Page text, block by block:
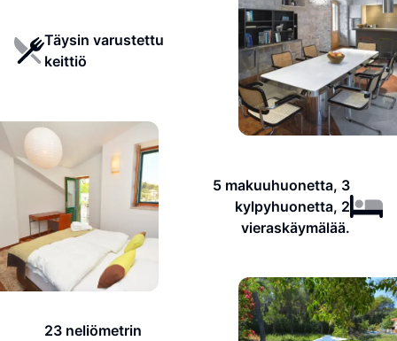
Täysin varustettu
keittiö
5 makuuhuonetta, 3
kylpyhuonetta, 2
vieraskäymälää.
23 neliömetrin